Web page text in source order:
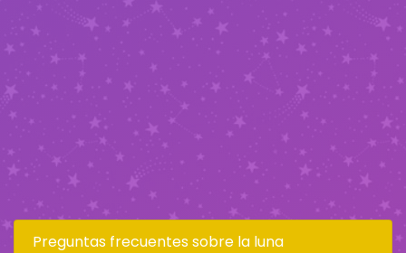
Preguntas frecuentes sobre la luna